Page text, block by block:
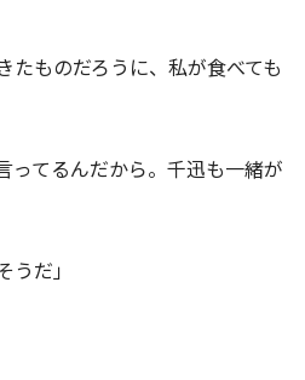
たものだろうに、私が食べても
ってるんだから。千迅も一緒が
うだ」